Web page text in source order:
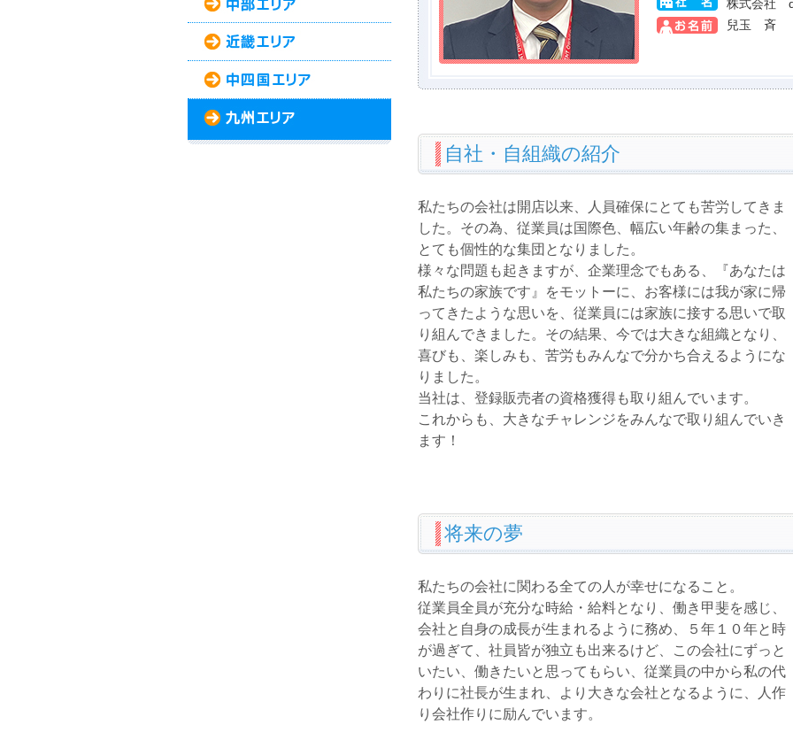
株式会社
兒玉 斉
自社・自組織の紹介
私たちの会社は開店以来、人員確保にとても苦労してきま
した。その為、従業員は国際色、幅広い年齢の集まった、
とても個性的な集団となりました。
様々な問題も起きますが、企業理念でもある、『あなたは
私たちの家族です』をモットーに、お客様には我が家に帰
ってきたような思いを、従業員には家族に接する思いで取
り組んできました。その結果、今では大きな組織となり、
喜びも、楽しみも、苦労もみんなで分かち合えるようにな
りました。
当社は、登録販売者の資格獲得も取り組んでいます。
これからも、大きなチャレンジをみんなで取り組んでいき
ます！
将来の夢
私たちの会社に関わる全ての人が幸せになること。
従業員全員が充分な時給・給料となり、働き甲斐を感じ、
会社と自身の成長が生まれるように務め、５年１０年と時
が過ぎて、社員皆が独立も出来るけど、この会社にずっと
いたい、働きたいと思ってもらい、従業員の中から私の代
わりに社長が生まれ、より大きな会社となるように、人作
り会社作りに励んでいます。